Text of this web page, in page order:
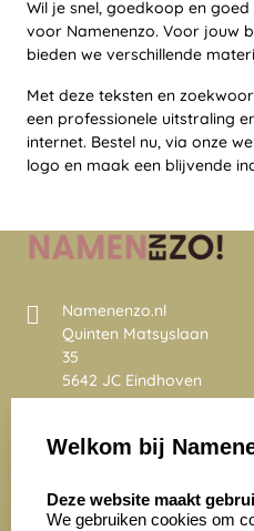
Wil je snel, goedkoop en
voor Namenenzo. Voor jouw
bieden we verschillende
Met deze teksten en
een professionele uitstraling
internet. Bestel nu, via onze
logo en maak een blijvende
Namenenzo.nl
Quinten Matsyslaan
35
5642 JC Eindhoven
Nederland
4028 beoordelingen
Welkom bij
Deze website maakt
We gebruiken cookies om